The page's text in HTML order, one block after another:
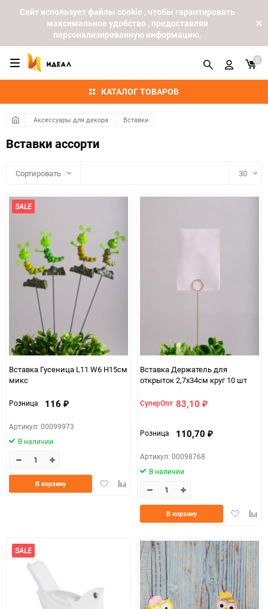
Cайт использует файлы cookie , чтобы гарантировать
максимальное удобство , предоставляя
персонализированную информацию.
КАТАЛОГ ТОВАРОВ
0
Аксессуары для декора Вставки
Вставки ассорти
Сортировать 30
SALE
Вставка Гусеница L11 W6 H15см
микс
Розница 116 ₽
Артикул: 00099973
В наличии
ДобавитьДобавить
сравнению
В корзину
Вставка Держатель для
открыток 2,7х34см круг 10 шт
СуперОпт 83,10 ₽
Розница 110,70 ₽
Артикул: 00098768
В наличии
Добавить
В корзину
SALE